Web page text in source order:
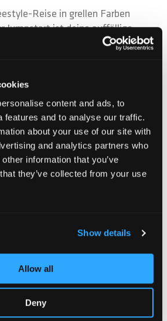
content and ads, to
features and to analyse our traffic.
about your use of our site with
and analytics partners who
information that you’ve
they’ve collected from your use
Show details
Allow all
Deny
Reise in grellen Farben
Jumpstart ist deine auffällige
des Stunt Scooter Fahrens.
- egal ob du auf der Strasse
jumpst. Der Jumpstart ist in
und bietet das perfekte Setup
Die S-Version mit einer
cm und einem Gewicht von 3.2 kg
Stahl-T-Bar und ein 11.5
für jüngere Fahrer, die auf der
Kontrolle und Style sind. Für
cm breiten Deck, das Stabilität
Beide Modelle verfügen über
deine Hand anpassen und für
Komfort sorgen. Und natürlich sind